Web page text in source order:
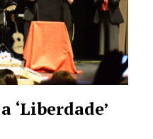
‘Liberdade’